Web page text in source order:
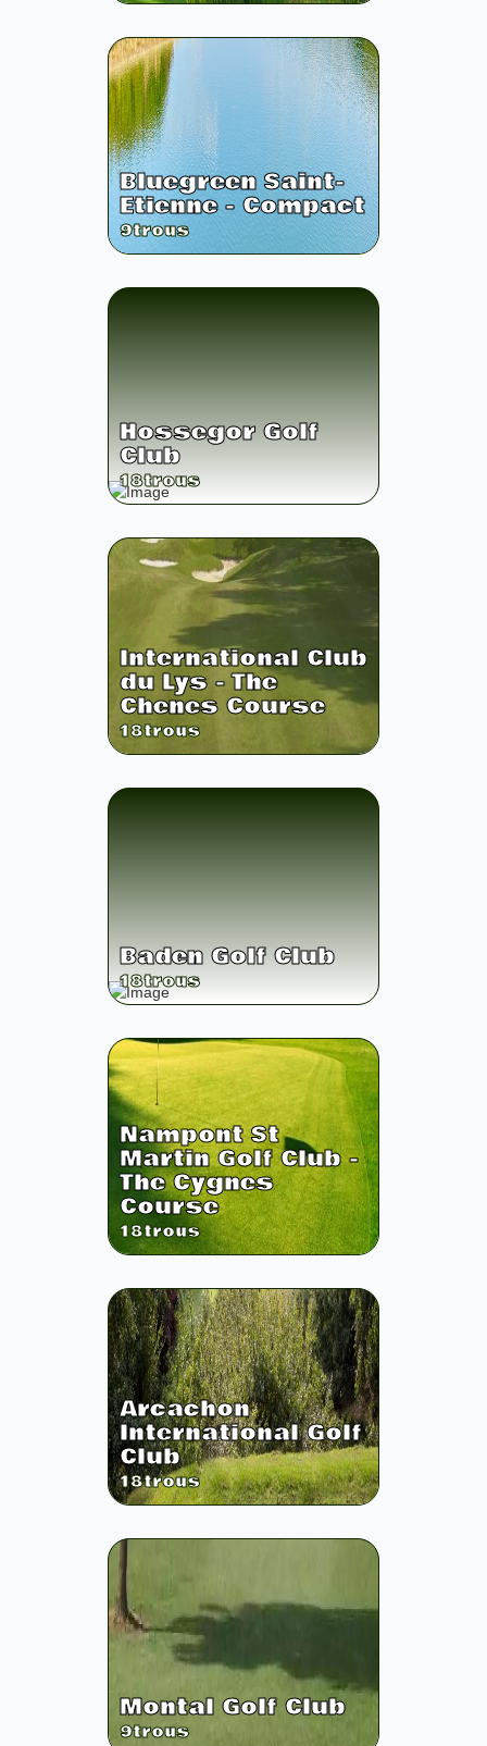
Bluegreen Saint-
Etienne - Compact
9trous
Hossegor Golf
Club
18trous
International Club
du Lys - The
Chenes Course
18trous
Baden Golf Club
18trous
Nampont St
Martin Golf Club -
The Cygnes
Course
18trous
Arcachon
International Golf
Club
18trous
Montal Golf Club
9trous